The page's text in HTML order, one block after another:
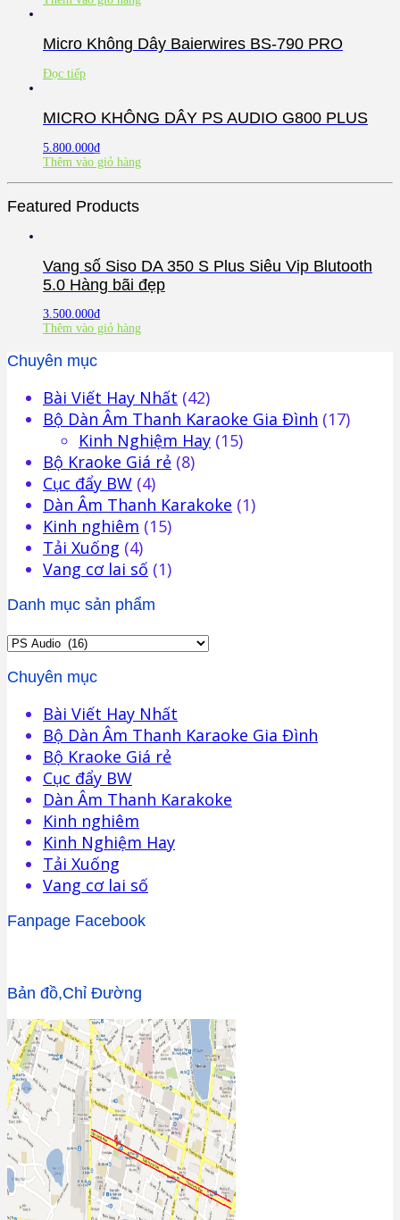
Micro Không Dây Baierwires BS-790 PRO
Đọc tiếp
MICRO KHÔNG DÂY PS AUDIO G800 PLUS
5.800.000₫
Thêm vào giỏ hàng
Featured Products
Vang số Siso DA 350 S Plus Siêu Vip Blutooth
5.0 Hàng bãi đẹp
3.500.000₫
Thêm vào giỏ hàng
Chuyên mục
Bài Viết Hay Nhất (42)
Bộ Dàn Âm Thanh Karaoke Gia Đình (17)
Kinh Nghiệm Hay (15)
Bộ Kraoke Giá rẻ (8)
Cục đẩy BW (4)
Dàn Âm Thanh Karakoke (1)
Kinh nghiêm (15)
Tải Xuống (4)
Vang cơ lai số (1)
Danh mục sản phẩm
Chuyên mục
Bài Viết Hay Nhất
Bộ Dàn Âm Thanh Karaoke Gia Đình
Bộ Kraoke Giá rẻ
Cục đẩy BW
Dàn Âm Thanh Karakoke
Kinh nghiêm
Kinh Nghiệm Hay
Tải Xuống
Vang cơ lai số
Fanpage Facebook
Bản đồ,Chỉ Đường